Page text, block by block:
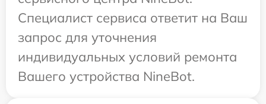
Специалист сервиса ответит на Ваш
запрос для уточнения
индивидуальных условий ремонта
Вашего устройства NineBot.